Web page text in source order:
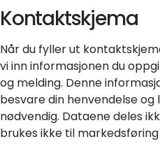
Kontaktskjema
Når du fyller ut
vi inn informasjonen du
og melding. Denne
besvare din henvendelse
nødvendig. Dataene deles
brukes ikke til